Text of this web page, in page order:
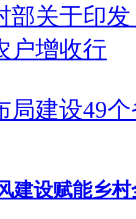
部关于印
户增收行
局建设49
建设赋能乡